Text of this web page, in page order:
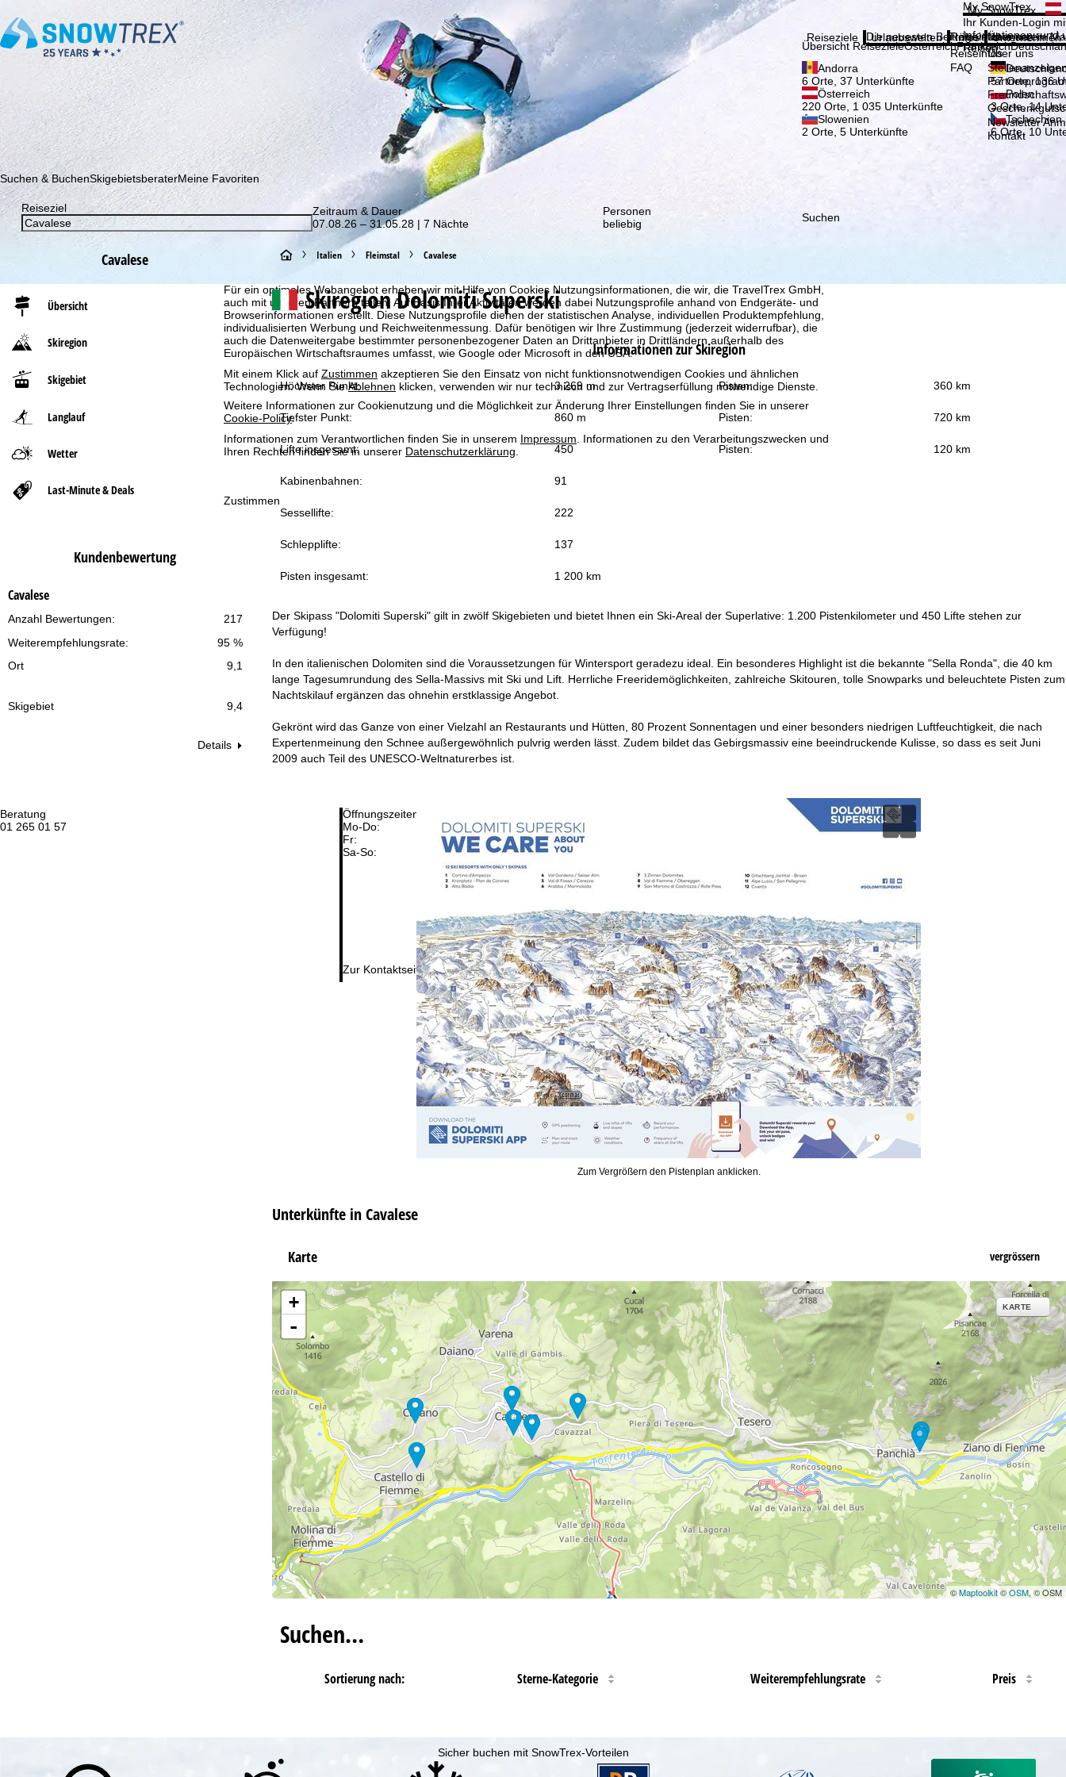
Für ein optimales Webangebot erheben wir mit Hilfe von Cookies Nutzungsinformationen, die wir, die TravelTrex GmbH,
auch mit unseren Partnern teilen. Auf Basis Ihrer Aktivitäten werden dabei Nutzungsprofile anhand von Endgeräte- und
Browserinformationen erstellt. Diese Nutzungsprofile dienen der statistischen Analyse, individuellen Produktempfehlung,
individualisierten Werbung und Reichweitenmessung. Dafür benötigen wir Ihre Zustimmung (jederzeit widerrufbar), die
auch die Datenweitergabe bestimmter personenbezogener Daten an Drittanbieter in Drittländern außerhalb des
Europäischen Wirtschaftsraumes umfasst, wie Google oder Microsoft in den USA.
Mit einem Klick auf Zustimmen akzeptieren Sie den Einsatz von nicht funktionsnotwendigen Cookies und ähnlichen
Technologien. Wenn SieAblehnen klicken, verwenden wir nur technisch und zur Vertragserfüllung notwendige Dienste.
Weitere Informationen zur Cookienutzung und die Möglichkeit zur Änderung Ihrer Einstellungen finden Sie in unserer
Cookie-Policy.
Informationen zum Verantwortlichen finden Sie in unserem Impressum. Informationen zu den Verarbeitungszwecken und
Ihren Rechten finden Sie in unserer Datenschutzerklärung.
Zustimmen
Beratung
01 265 01 57
Öffnungszeiten
Mo-Do:
09:00-17:00 Uhr
Fr:
09:00-15:00 Uhr
Sa-So:
geschlossen
Zur Kontaktseite
Beratung
Abonnieren Sie unseren Newsletter und erfahren Sie als Erster von unseren Rabatt-Aktionen!
My SnowTrex
My SnowTrex
Ihr Kunden-Login
Informationen rund
Reisen.
Reiseziele
Übersicht ReisezieleÖsterreichFrankreich
Andorra
6 Orte, 37 Unterkünfte
57 Orte, 136
Österreich
220 Orte, 1 035 Unterkünfte
Polen
3 Orte, 14
Slowenien
2 Orte, 5 Unterkünfte
Tschechien
6 Orte, 10
Urlaubswelten
Die neuesten Beiträge aus unserem
Infos
Reiseinfos
Reiseinfos
FAQ
Unternehmen
Über uns
Über uns
Newsletter
Kontakt
Suchen & BuchenSkigebietsberaterMeine Favoriten
Reiseziel
Zeitraum & Dauer
07.08.26 – 31.05.28 | 7 Nächte
Personen
beliebig
Suchen
Cavalese
Übersicht
Skiregion
Skigebiet
Langlauf
Wetter
Last-Minute & Deals
Kundenbewertung
Cavalese
217
Anzahl Bewertungen:
95 %
Weiterempfehlungsrate:
Ort
9,1
Skigebiet 9,4
Details
S
t
a
r
t
s
e
i
t
e
Italien Fleimstal Cavalese
Skiregion Dolomiti Superski
Informationen zur Skiregion
Höchster Punkt: 3 269 m Pisten: 360 km
Tiefster Punkt: 860 m Pisten: 720 km
Lifte insgesamt: 450 Pisten: 120 km
Kabinenbahnen: 91
Sessellifte: 222
Schlepplifte: 137
Pisten insgesamt: 1 200 km
Der Skipass "Dolomiti Superski" gilt in zwölf Skigebieten und bietet Ihnen ein Ski-Areal der Superlative: 1.200 Pistenkilometer und 450 Lifte stehen zur
Verfügung!
In den italienischen Dolomiten sind die Voraussetzungen für Wintersport geradezu ideal. Ein besonderes Highlight ist die bekannte "Sella Ronda", die 40 km
lange Tagesumrundung des Sella-Massivs mit Ski und Lift. Herrliche Freeridemöglichkeiten, zahlreiche Skitouren, tolle Snowparks und beleuchtete Pisten zum
Nachtskilauf ergänzen das ohnehin erstklassige Angebot.
Gekrönt wird das Ganze von einer Vielzahl an Restaurants und Hütten, 80 Prozent Sonnentagen und einer besonders niedrigen Luftfeuchtigkeit, die nach
Expertenmeinung den Schnee außergewöhnlich pulvrig werden lässt. Zudem bildet das Gebirgsmassiv eine beeindruckende Kulisse, so dass es seit Juni
2009 auch Teil des UNESCO-Weltnaturerbes ist.
Zum Vergrößern den Pistenplan anklicken.
Unterkünfte in Cavalese
Karte vergrössern
+
-
KARTE
©Maptoolkit©OSM, © OSM
Suchen…
Sortierung nach: Sterne-Kategorie Weiterempfehlungsrate Preis
Sicher buchen mit SnowTrex-Vorteilen